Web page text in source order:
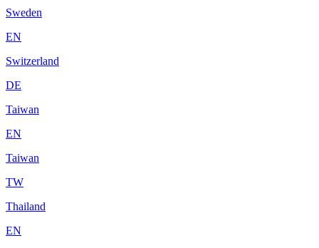
Sweden
EN
Switzerland
DE
Taiwan
EN
Taiwan
TW
Thailand
EN